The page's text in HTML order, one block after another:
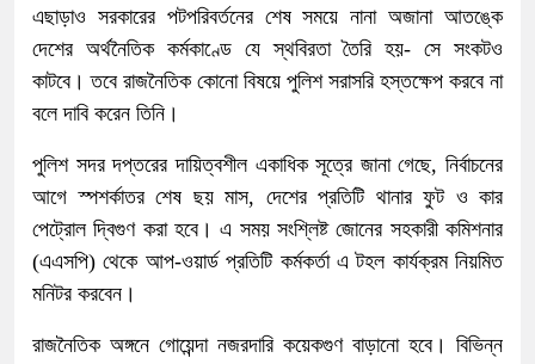
এছাড়াও সরকারের পটপরিবর্তনের শেষ সময়ে নানা অজানা আতঙ্কে
দেশের অর্থনৈতিক কর্মকাণ্ডে যে স্থবিরতা তৈরি হয়- সে সংকটও
কাটবে। তবে রাজনৈতিক কোনো বিষয়ে পুলিশ সরাসরি হস্তক্ষেপ করবে না
বলে দাবি করেন তিনি।
পুলিশ সদর দপ্তরের দায়িত্বশীল একাধিক সূত্রে জানা গেছে, নির্বাচনের
আগে স্পশর্কাতর শেষ ছয় মাস, দেশের প্রতিটি থানার ফুট ও কার
পেট্রোল দ্বিগুণ করা হবে। এ সময় সংশ্লিষ্ট জোনের সহকারী কমিশনার
(এএসপি) থেকে আপ-ওয়ার্ড প্রতিটি কর্মকর্তা এ টহল কার্যক্রম নিয়মিত
মনিটর করবেন।
রাজনৈতিক অঙ্গনে গোয়েন্দা নজরদারি কয়েকগুণ বাড়ানো হবে। বিভিন্ন